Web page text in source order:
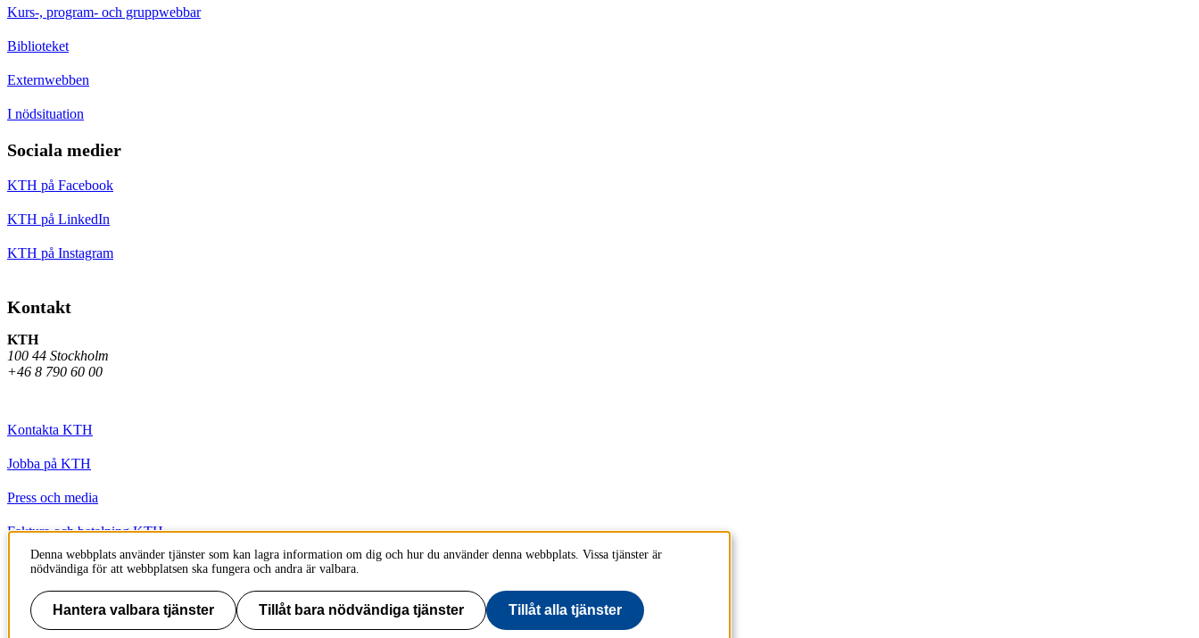
Kurs-, program- och gruppwebbar
Biblioteket
Externwebben
I nödsituation
Sociala medier
KTH på Facebook
KTH på LinkedIn
KTH på Instagram
Kontakt
KTH
100 44 Stockholm
+46 8 790 60 00
Kontakta KTH
Jobba på KTH
Press och media
Faktura och betalning KTH
Om KTH:s webbplatser
Tillgänglighetsredogörelse
Denna webbplats använder tjänster som kan lagra information om dig och hur du använder denna webbplats. Vissa tjänster är
nödvändiga för att webbplatsen ska fungera och andra är valbara.
Hantera valbara tjänster Tillåt bara nödvändiga tjänster Tillåt alla tjänster